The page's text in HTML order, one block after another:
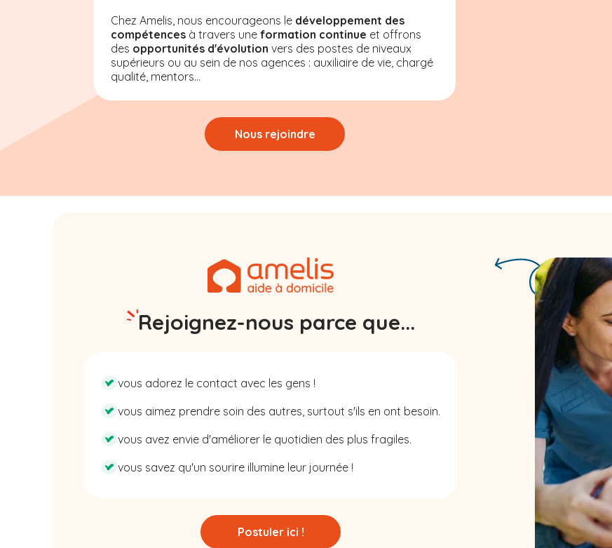
Chez Amelis, nous encourageons le développement des
compétences à travers une formation continue et offrons
des opportunités d'évolution vers des postes de niveaux
supérieurs ou au sein de nos agences : auxiliaire de vie, chargé
qualité, mentors...
Nous rejoindre
Rejoignez-nous parce que...
vous adorez le contact avec les gens !
vous aimez prendre soin des autres, surtout s'ils en ont besoin.
vous avez envie d'améliorer le quotidien des plus fragiles.
vous savez qu'un sourire illumine leur journée !
Postuler ici !